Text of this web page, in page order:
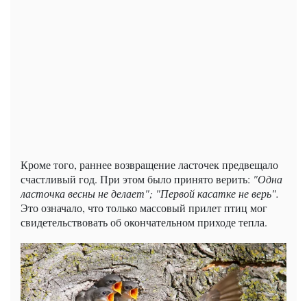
Кроме того, раннее возвращение ласточек предвещало
счастливый год. При этом было принято верить: "Одна
ласточка весны не делает"; "Первой касатке не верь".
Это означало, что только массовый прилет птиц мог
свидетельствовать об окончательном приходе тепла.